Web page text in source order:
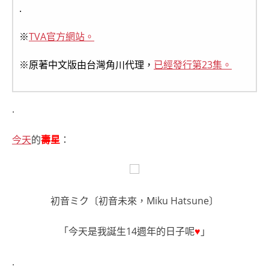
.
※TVA官方網站。
※原著中文版由台灣角川代理， 已經發行第23集。
.
今天的壽星 ：
初音ミク〔初音未來，Miku Hatsune〕
「今天是我誕生14週年的日子呢♥ 」
.